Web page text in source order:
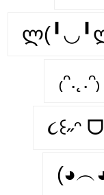
₍ᵔ.˛.ᵔ₎
૮꒰˶ᵔ ᗜ